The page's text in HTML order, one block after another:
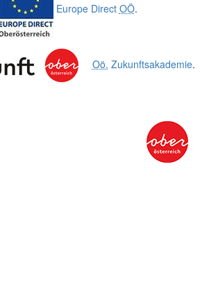
Europe Direct OÖ.
Oö. Zukunftsakademie.